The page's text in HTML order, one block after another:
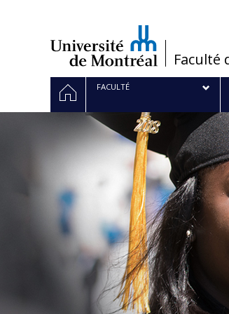
/Faculté
Navigation
principale
ACCUEILFACULTÉ